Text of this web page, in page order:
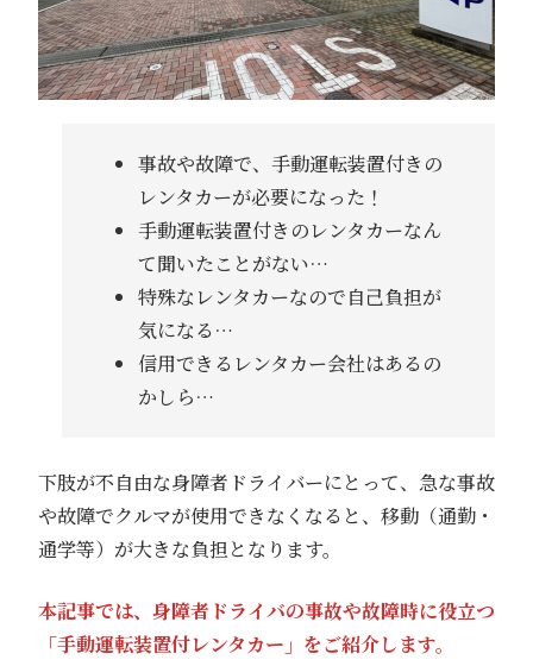
事故や故障で、手動運転装置付きの
レンタカーが必要になった！
手動運転装置付きのレンタカーなん
て聞いたことがない…
特殊なレンタカーなので自己負担が
気になる…
信用できるレンタカー会社はあるの
かしら…
下肢が不自由な身障者ドライバーにとって、急な事故
や故障でクルマが使用できなくなると、移動（通勤・
通学等）が大きな負担となります。
本記事では、身障者ドライバの事故や故障時に役立つ
「手動運転装置付レンタカー」をご紹介します。